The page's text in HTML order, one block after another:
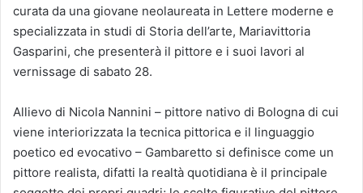
curata da una giovane neolaureata in Lettere moderne e
specializzata in studi di Storia dell’arte, Mariavittoria
Gasparini, che presenterà il pittore e i suoi lavori al
vernissage di sabato 28.
Allievo di Nicola Nannini – pittore nativo di Bologna di cui
viene interiorizzata la tecnica pittorica e il linguaggio
poetico ed evocativo – Gambaretto si definisce come un
pittore realista, difatti la realtà quotidiana è il principale